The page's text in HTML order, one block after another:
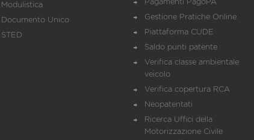
Modulistica
Documento Unico
STED
Pagamenti PagoPA
Gestione Pratiche Online
Piattaforma CUDE
Saldo punti patente
Verifica classe ambientale
veicolo
Verifica copertura RCA
Neopatentati
Ricerca Uffici della
Motorizzazione Civile